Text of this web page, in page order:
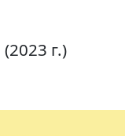
(2023 г.)